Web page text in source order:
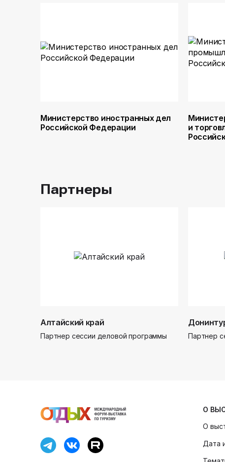
Министерство иностранных дел
Российской Федерации
и
Партнеры
Алтайский край
Партнер сессии деловой программы Партнер
О
О
Дата